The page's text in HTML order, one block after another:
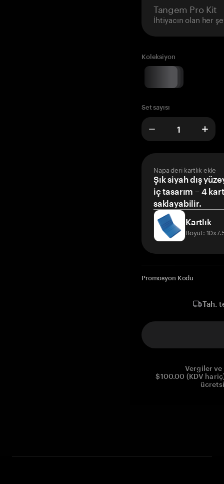
Tangem Pro Kit
İhtiyacın olan her
Koleksiyon
Set sayısı
Napa deri kartlık ekle
Şık siyah dış
iç tasarım – 4
saklayabilir.
Kartlık
Boyut:
Promosyon Kodu
Tah.
Vergiler
$100.00 (KDV